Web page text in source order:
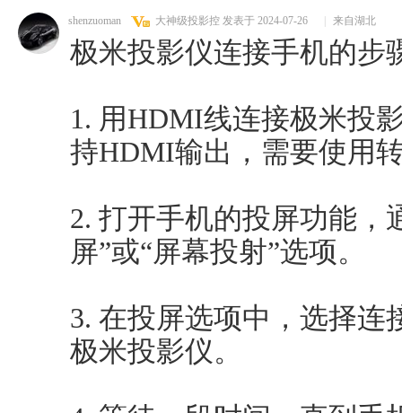
shenzuoman 大神级投影控 发表于 2024-07-26 来自湖北
极米投影仪连接手机的步
1. 用HDMI线连接极米投
持HDMI输出，需要使用
2. 打开手机的投屏功能，
屏”或“屏幕投射”选项。
3. 在投屏选项中，选择连
极米投影仪。